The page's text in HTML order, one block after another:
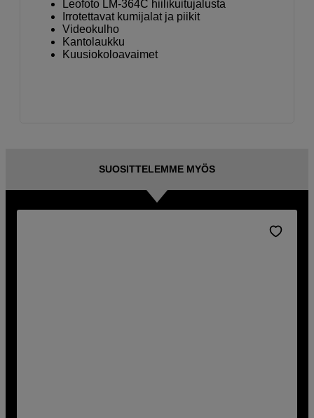
Leofoto LM-364C hiilikuitujalusta
Irrotettavat kumijalat ja piikit
Videokulho
Kantolaukku
Kuusiokoloavaimet
SUOSITTELEMME MYÖS